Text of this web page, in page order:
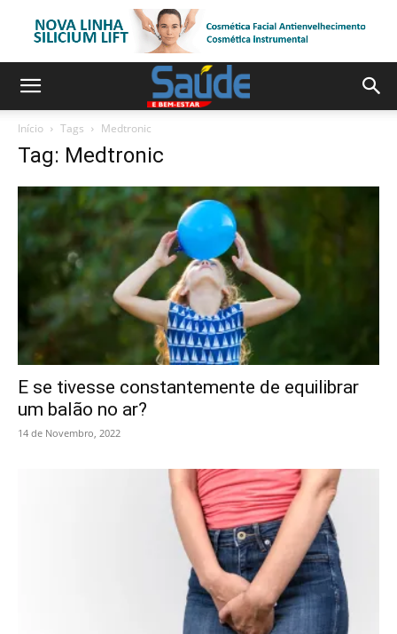
Início Tags Medtronic
Tag: Medtronic
E se tivesse constantemente de equilibrar
um balão no ar?
14 de Novembro, 2022